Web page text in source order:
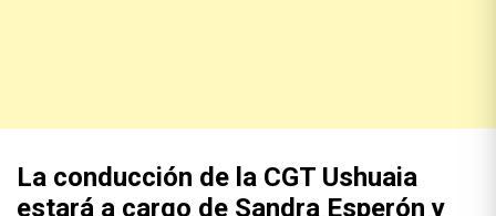
La conducción de la CGT Ushuaia
estará a cargo de Sandra Esperón y